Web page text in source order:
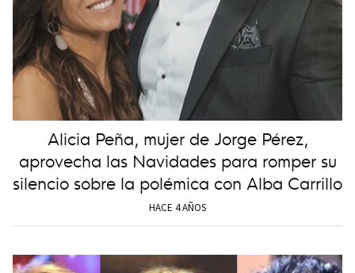
Alicia Peña, mujer de Jorge Pérez,
aprovecha las Navidades para romper su
silencio sobre la polémica con Alba Carrillo
HACE 4 AÑOS